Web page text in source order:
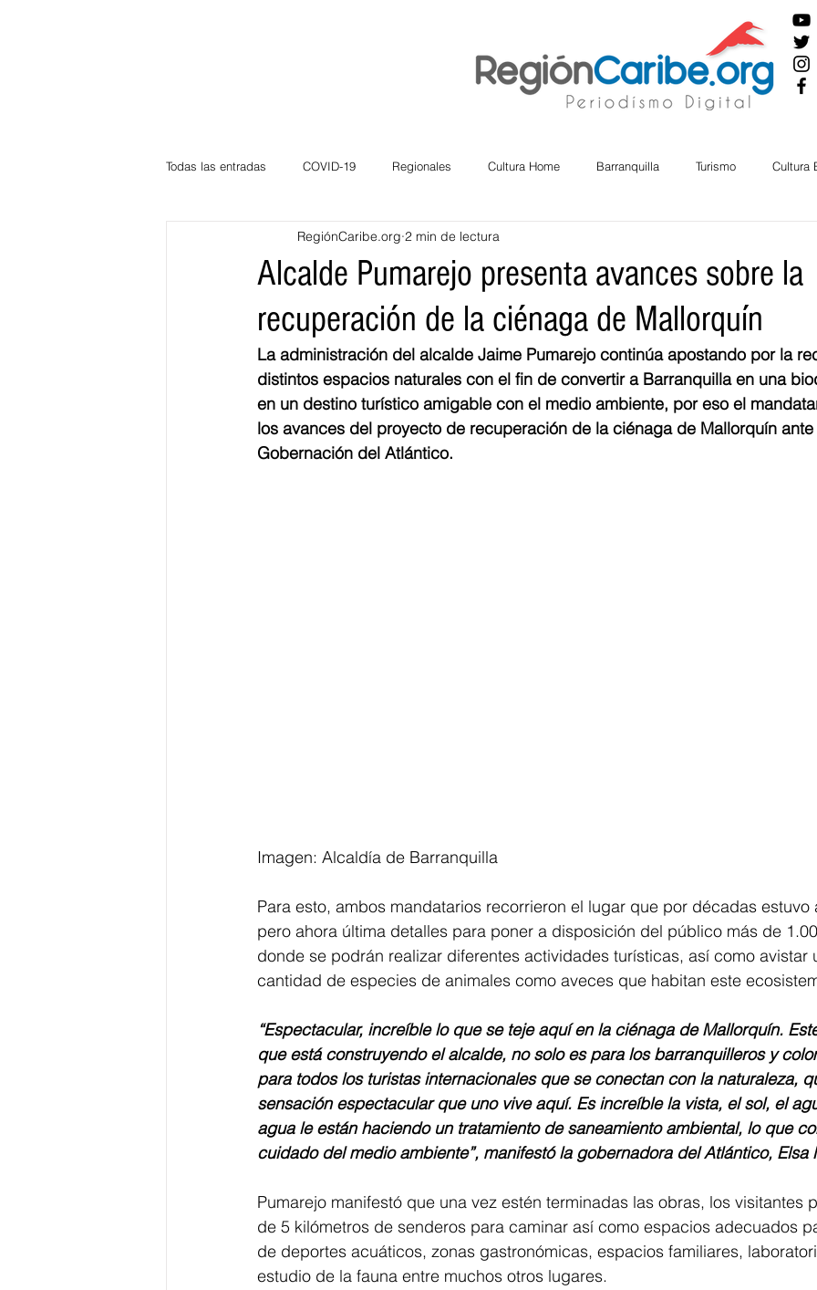
Todas las entradas COVID-19 Regionales Cultura Home Barranquilla Turismo Cultura
Atlántico La Guajira Cesar
Bloggeros Hermanos Mayores Economía RAP CARIBE Política
Educación BID BIENESTAR AMBIENTAL AFRO
Alcalde Pumarejo presenta avances sobre la
recuperación de la ciénaga de Mallorquín
RegiónCaribe.org 2 min de lectura
La administración del alcalde Jaime Pumarejo continúa apostando por la
distintos espacios naturales con el fin de convertir a Barranquilla en una
en un destino turístico amigable con el medio ambiente, por eso el
los avances del proyecto de recuperación de la ciénaga de Mallorquín
Gobernación del Atlántico.
Imagen: Alcaldía de Barranquilla
Para esto, ambos mandatarios recorrieron el lugar que por décadas
pero ahora última detalles para poner a disposición del público más de
donde se podrán realizar diferentes actividades turísticas, así como avistar
cantidad de especies de animales como aveces que habitan este
“Espectacular, increíble lo que se teje aquí en la ciénaga de Mallorquín.
que está construyendo el alcalde, no solo es para los barranquilleros y
para todos los turistas internacionales que se conectan con la naturaleza,
sensación espectacular que uno vive aquí. Es increíble la vista, el sol, el
agua le están haciendo un tratamiento de saneamiento ambiental, lo que
cuidado del medio ambiente”, manifestó la gobernadora del Atlántico,
Pumarejo manifestó que una vez estén terminadas las obras, los visitantes
de 5 kilómetros de senderos para caminar así como espacios adecuados
de deportes acuáticos, zonas gastronómicas, espacios familiares,
estudio de la fauna entre muchos otros lugares.